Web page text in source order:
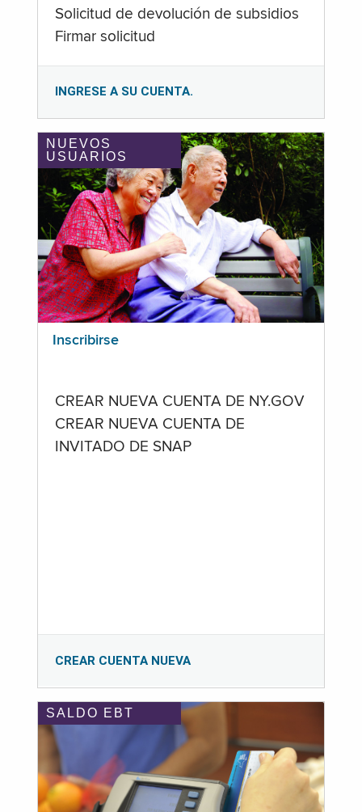
Solicitud de devolución de subsidios
Firmar solicitud
INGRESE A SU CUENTA.
NUEVOS
USUARIOS
Inscribirse
CREAR NUEVA CUENTA DE NY.GOV
CREAR NUEVA CUENTA DE
INVITADO DE SNAP
CREAR CUENTA NUEVA
SALDO EBT